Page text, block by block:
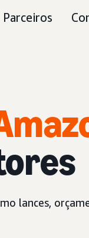
Parceiros
lances,